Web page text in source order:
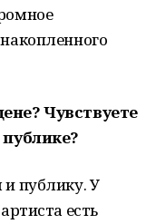
Чувствуете
публику. У
есть